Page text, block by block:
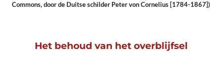
Commons, door de Duitse schilder Peter von Cornelius [1784-1867])
Het behoud van het overblijfsel